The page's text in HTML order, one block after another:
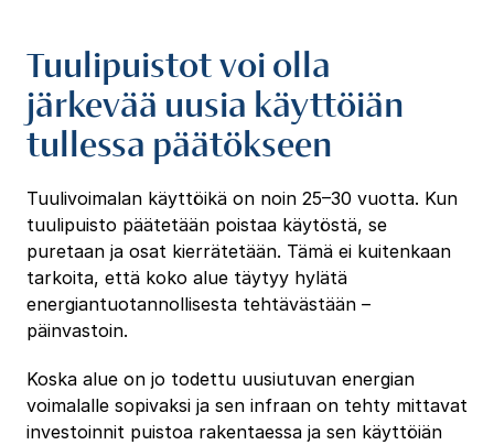
Tuulipuistot voi olla
järkevää uusia käyttöiän
tullessa päätökseen
Tuulivoimalan käyttöikä on noin 25–30 vuotta. Kun
tuulipuisto päätetään poistaa käytöstä, se
puretaan ja osat kierrätetään. Tämä ei kuitenkaan
tarkoita, että koko alue täytyy hylätä
energiantuotannollisesta tehtävästään –
päinvastoin.
Koska alue on jo todettu uusiutuvan energian
voimalalle sopivaksi ja sen infraan on tehty mittavat
investoinnit puistoa rakentaessa ja sen käyttöiän